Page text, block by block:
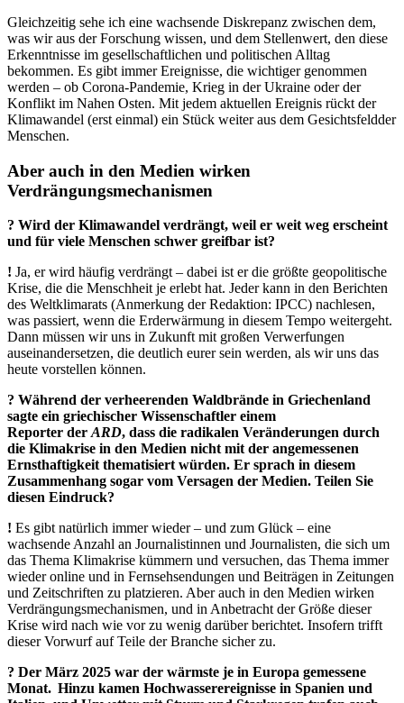
Gleichzeitig sehe ich eine wachsende Diskrepanz zwischen dem,
was wir aus der Forschung wissen, und dem Stellenwert, den diese
Erkenntnisse im gesellschaftlichen und politischen Alltag
bekommen. Es gibt immer Ereignisse, die wichtiger genommen
werden – ob Corona-Pandemie, Krieg in der Ukraine oder der
Konflikt im Nahen Osten. Mit jedem aktuellen Ereignis rückt der
Klimawandel (erst einmal) ein Stück weiter aus dem Gesichtsfeldder
Menschen.
Aber auch in den Medien wirken
Verdrängungsmechanismen
? Wird der Klimawandel verdrängt, weil er weit weg erscheint
und für viele Menschen schwer greifbar ist?
! Ja, er wird häufig verdrängt – dabei ist er die größte geopolitische
Krise, die die Menschheit je erlebt hat. Jeder kann in den Berichten
des Weltklimarats (Anmerkung der Redaktion: IPCC) nachlesen,
was passiert, wenn die Erderwärmung in diesem Tempo weitergeht.
Dann müssen wir uns in Zukunft mit großen Verwerfungen
auseinandersetzen, die deutlich eurer sein werden, als wir uns das
heute vorstellen können.
? Während der verheerenden Waldbrände in Griechenland
sagte ein griechischer Wissenschaftler einem
Reporter der ARD, dass die radikalen Verände­rungen durch
die Klimakrise in den Medien nicht mit der angemessenen
Ernsthaftigkeit thematisiert würden. Er sprach in diesem
Zusammenhang sogar vom Versagen der Medien. Teilen Sie
diesen Eindruck?
! Es gibt natürlich immer wieder – und zum Glück – eine
wachsende Anzahl an Journalistinnen und Journalisten, die sich um
das Thema Klimakrise kümmern und versuchen, das Thema immer
wieder online und in Fernsehsendungen und Beiträgen in Zeitungen
und Zeitschriften zu platzieren. Aber auch in den Medien wirken
Verdrängungsmechanismen, und in Anbetracht der Größe dieser
Krise wird nach wie vor zu wenig darüber berichtet. Insofern trifft
dieser Vorwurf auf Teile der Branche sicher zu.
? Der März 2025 war der wärmste je in Europa gemessene
Monat. Hinzu kamen Hochwasserereignisse in Spanien und